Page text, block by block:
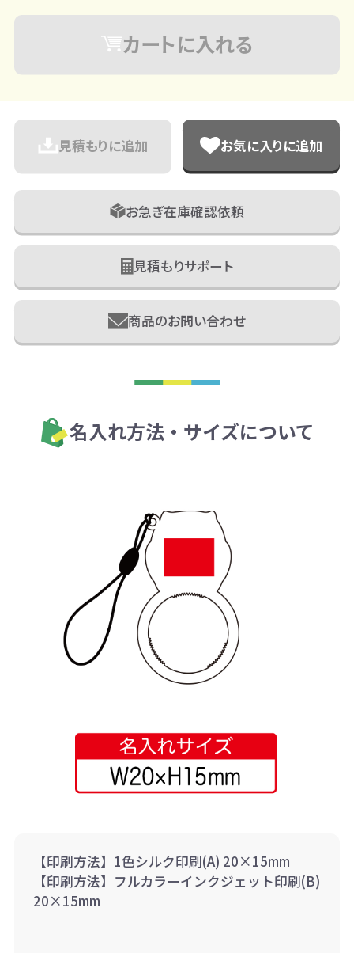
カートに入れる
見積もりに追加 お気に入りに追加
お急ぎ在庫確認依頼
見積もりサポート
商品のお問い合わせ
名入れ方法・サイズについて
【印刷方法】1色シルク印刷(A) 20×15mm
【印刷方法】フルカラーインクジェット印刷(B)
20×15mm